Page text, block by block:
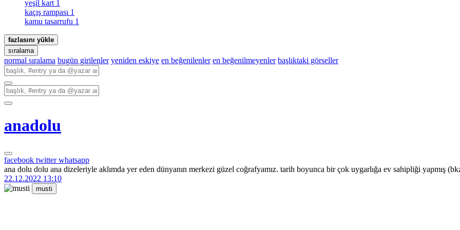
yeşil kart 1
kaçış rampası 1
kamu tasarrufu 1
fazlasını yükle
sıralama
normal sıralama bugün girilenler yeniden eskiye en beğenilenler en beğenilmeyenler başlıktaki görseller
anadolu
facebook twitterwhatsapp
ana dolu dolu ana dizeleriyle aklımda yer eden dünyanın merkezi güzel coğrafyamız. tarih boyunca bir çok uygarlığa ev sahipliği yapmış
22.12.2022 13:10
musti